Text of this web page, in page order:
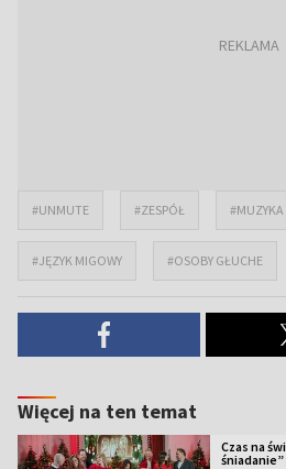
#UNMUTE #ZESPÓŁ #MUZYKA
#JĘZYK MIGOWY #OSOBY GŁUCHE
Więcej na ten temat
Czas na